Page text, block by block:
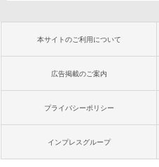
本サイトのご利用について
広告掲載のご案内
プライバシーポリシー
インプレスグループ